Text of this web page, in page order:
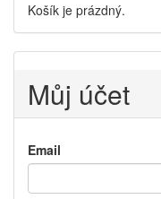
Košík je prázdný.
Můj účet
Email